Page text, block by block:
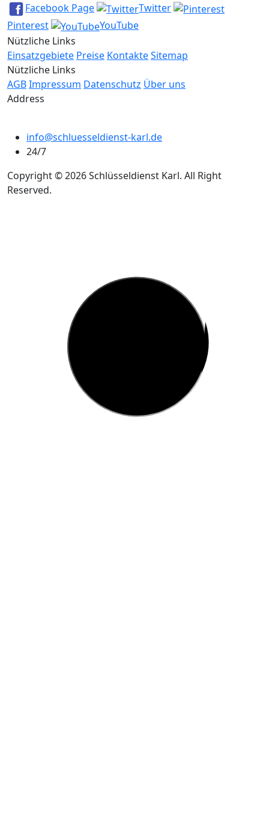
Facebook Page
Twitter
Pinterest
YouTube
Nützliche Links
Einsatzgebiete Preise KontakteSitemap
Nützliche Links
AGBImpressum Datenschutz Über uns
Address
info@schluesseldienst-karl.de
24/7
Copyright © 2026 Schlüsseldienst Karl. All Right
Reserved.